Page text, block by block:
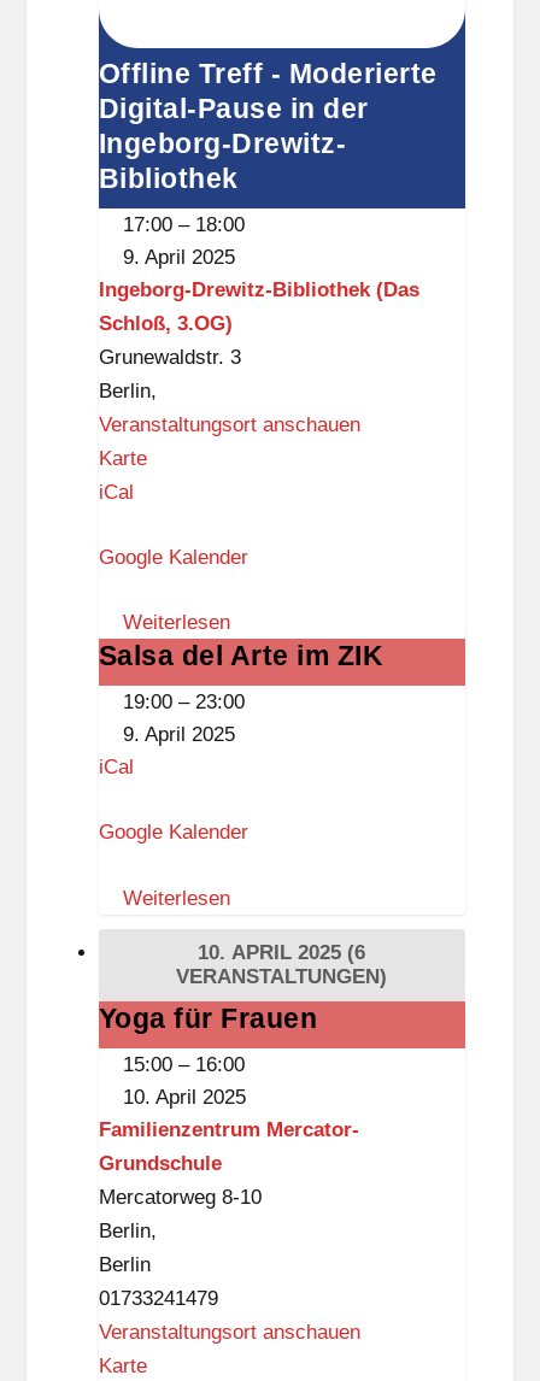
Offline Treff - Moderierte
Digital-Pause in der
Ingeborg-Drewitz-
Bibliothek
17:00 – 18:00
9. April 2025
Ingeborg-Drewitz-Bibliothek (Das
Schloß, 3.OG)
Grunewaldstr. 3
Berlin,
Veranstaltungsort anschauen
KarteI
e
o
r
g
-
e
i
t
-
B
i
b
l
i
o
t
h
e
k
(
iCal
Google Kalender
Weiterlesen
Salsa
del
Arte
im
Salsa del Arte im ZIK
19:00 – 23:00
9. April 2025
iCal
Google Kalender
Weiterlesen
10. APRIL 2025 (6
VERANSTALTUNGEN)
Yoga
für
Yoga für Frauen
15:00 – 16:00
10. April 2025
Familienzentrum Mercator-
Grundschule
Mercatorweg 8-10
Berlin,
Berlin
01733241479
Veranstaltungsort anschauen
KarteF